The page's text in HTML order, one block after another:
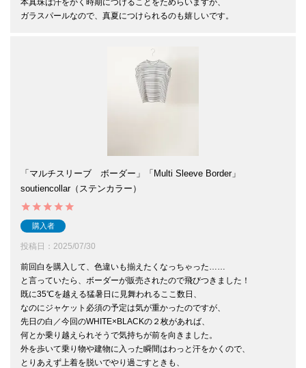
ガラスパールなので、真夏につけられるのも嬉しいです。
「マルチスリーブ ボーダー」「Multi Sleeve Border」
soutiencollar（ステンカラー）
購入者
投稿日 2025/07/30
前回白を購入して、色違いも揃えたくなっちゃった……
と言っていたら、ボーダーが販売されたので飛びつきました！
既に35℃を越える猛暑日に見舞われるここ数日、
なのにジャケット必須の予定は気が重かったのですが、
先日の白／今回のWHITE×BLACKの２枚があれば、
何とか乗り越えられそうで気持ちが前を向きました。
外を歩いて乗り物や建物に入った瞬間はわっと汗をかくので、
とりあえず上着を脱いでやり過ごすときも、